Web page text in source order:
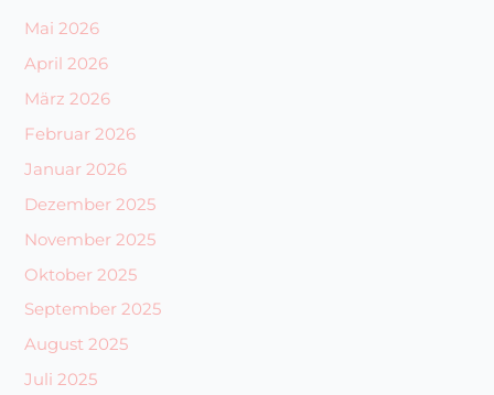
Mai 2026
April 2026
März 2026
Februar 2026
Januar 2026
Dezember 2025
November 2025
Oktober 2025
September 2025
August 2025
Juli 2025